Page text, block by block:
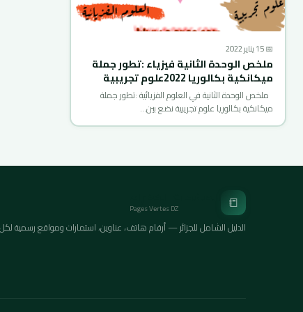
📅 15 يناير 2022
ملخص الوحدة الثانية فيزياء :تطور جملة
ميكانكية بكالوريا 2022علوم تجريبية
ملخص الوحدة الثانية في العلوم الفزيائية :تطور جملة
ميكانكية بكالوريا علوم تجريبية نضع بين…
📒
Pages Vertes DZ
الدليل الشامل للجزائر — أرقام هاتف، عناوين، استمارات ومواقع رسمية لكل